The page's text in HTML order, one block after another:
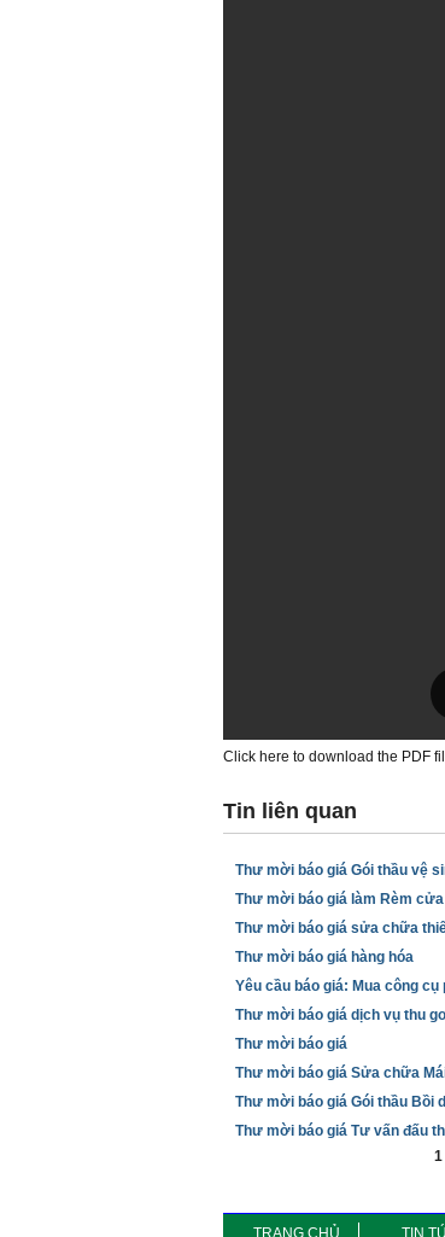
Click here to download the PDF
Tin liên quan
Thư mời báo giá Gói thầu vệ
Thư mời báo giá làm Rèm cửa
Thư mời báo giá sửa chữa
Thư mời báo giá hàng hóa
Yêu cầu báo giá: Mua công
Thư mời báo giá dịch vụ thu
Thư mời báo giá
Thư mời báo giá Sửa chữa
Thư mời báo giá Gói thầu Bồi
Thư mời báo giá Tư vấn đấu
T
g
1
TRANG CHỦ TIN